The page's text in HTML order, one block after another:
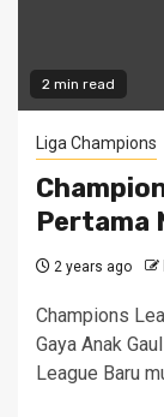
2 min read
Liga Champions
Pertama
2 years ago
Champions
Gaya Anak
League Baru